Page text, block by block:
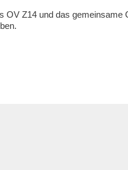
OV Z14 und das gemeinsame